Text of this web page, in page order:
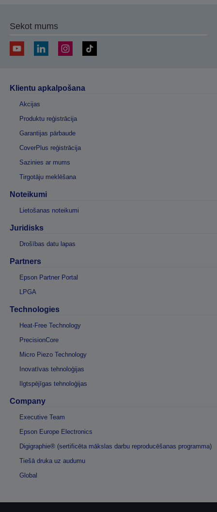
Sekot mums
Klientu apkalpošana
Akcijas
Produktu reģistrācija
Garantijas pārbaude
CoverPlus reģistrācija
Sazinies ar mums
Tirgotāju meklēšana
Noteikumi
Lietošanas noteikumi
Juridisks
Drošības datu lapas
Partners
Epson Partner Portal
LPGA
Technologies
Heat-Free Technology
PrecisionCore
Micro Piezo Technology
Inovatīvas tehnoloģijas
Ilgtspējīgas tehnoloģijas
Company
Executive Team
Epson Europe Electronics
Digigraphie® (sertificēta mākslas darbu reproducēšanas programma)
Tiešā druka uz audumu
Global